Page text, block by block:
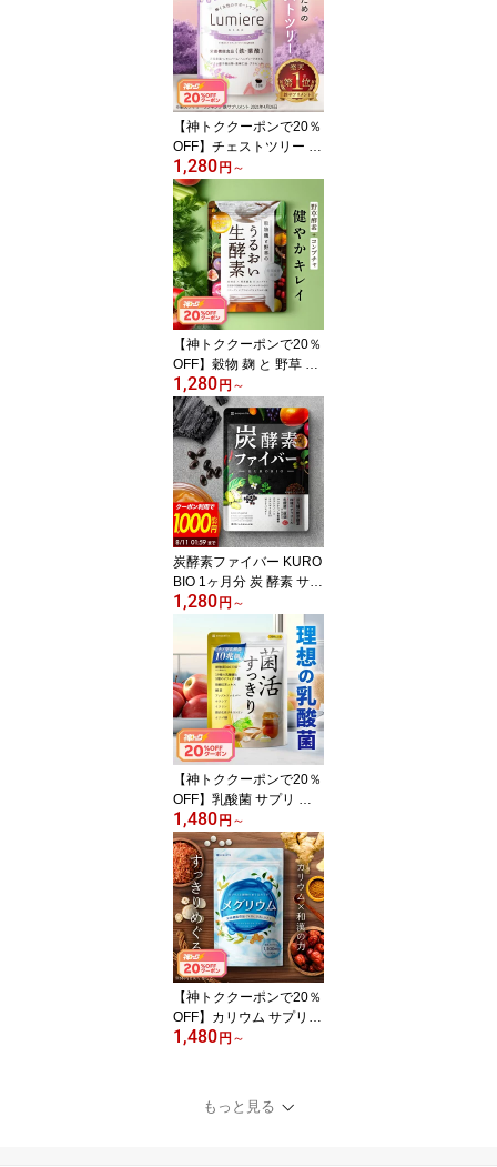
ジングケア スキンケア
女性 国産 サプリメント
送料無料
【神トククーポンで20％
OFF】チェストツリー （
チェストベリー ） サプ
リ 葉酸 鉄分 ルミエル 1
ヶ月分 月見草 鉄 女性 〈
PMS 生理前 生理 妊活 イ
ライラ 治療薬ではありま
せん 〉 サプリメント Lu
miere 送料無料
1,280 円 ～
【神トククーポンで20％
OFF】穀物 麹 と 野草 の
うるおい 生酵素 1ヶ月分
酵素 コンブチャ プロバ
イオティクス サプリ 送
料無料 サプリメント 腸
活 〈 酵素ドリンク ダイ
エット に頼りたくない〉
メール便秘密発送
1,280 円 ～
炭酵素ファイバー KURO
BIO 1ヶ月分 炭 酵素 サプ
リ 乳酸菌 サラシア 食物
繊維 デキストリン コエ
ンザイムQ10 チャコール
サプリメント ダイエット
サプリ メール便秘密発送
送料無料
1,280 円 ～
【神トククーポンで20％
OFF】乳酸菌 サプリ ビ
フィズス菌 酪酸菌 プロ
バイオティクス コンブチ
ャ 酵素 乳酸菌サプリメ
ント 送料無料
1,480 円 ～
【神トククーポンで20％
OFF】カリウム サプリ
塩化カリウム 1300mg メ
ビタミンB6 ビタミンB1
サプリメント 女性 ふり
1,480 円 ～
もっと見る